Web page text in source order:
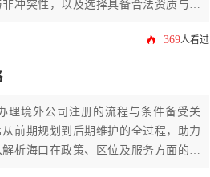
冲突性，以及选择具备合法资质与丰
369人看过
理境外公司注册的流程与条件备受关
前期规划到后期维护的全过程，助力
析海口在政策、区位及服务方面的独